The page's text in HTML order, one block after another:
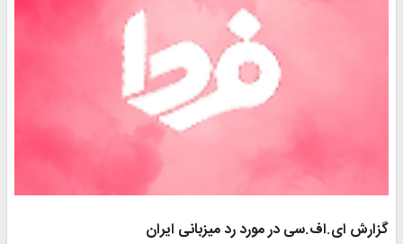
گزارش ای.اف.سی در مورد رد میزبانی ایران